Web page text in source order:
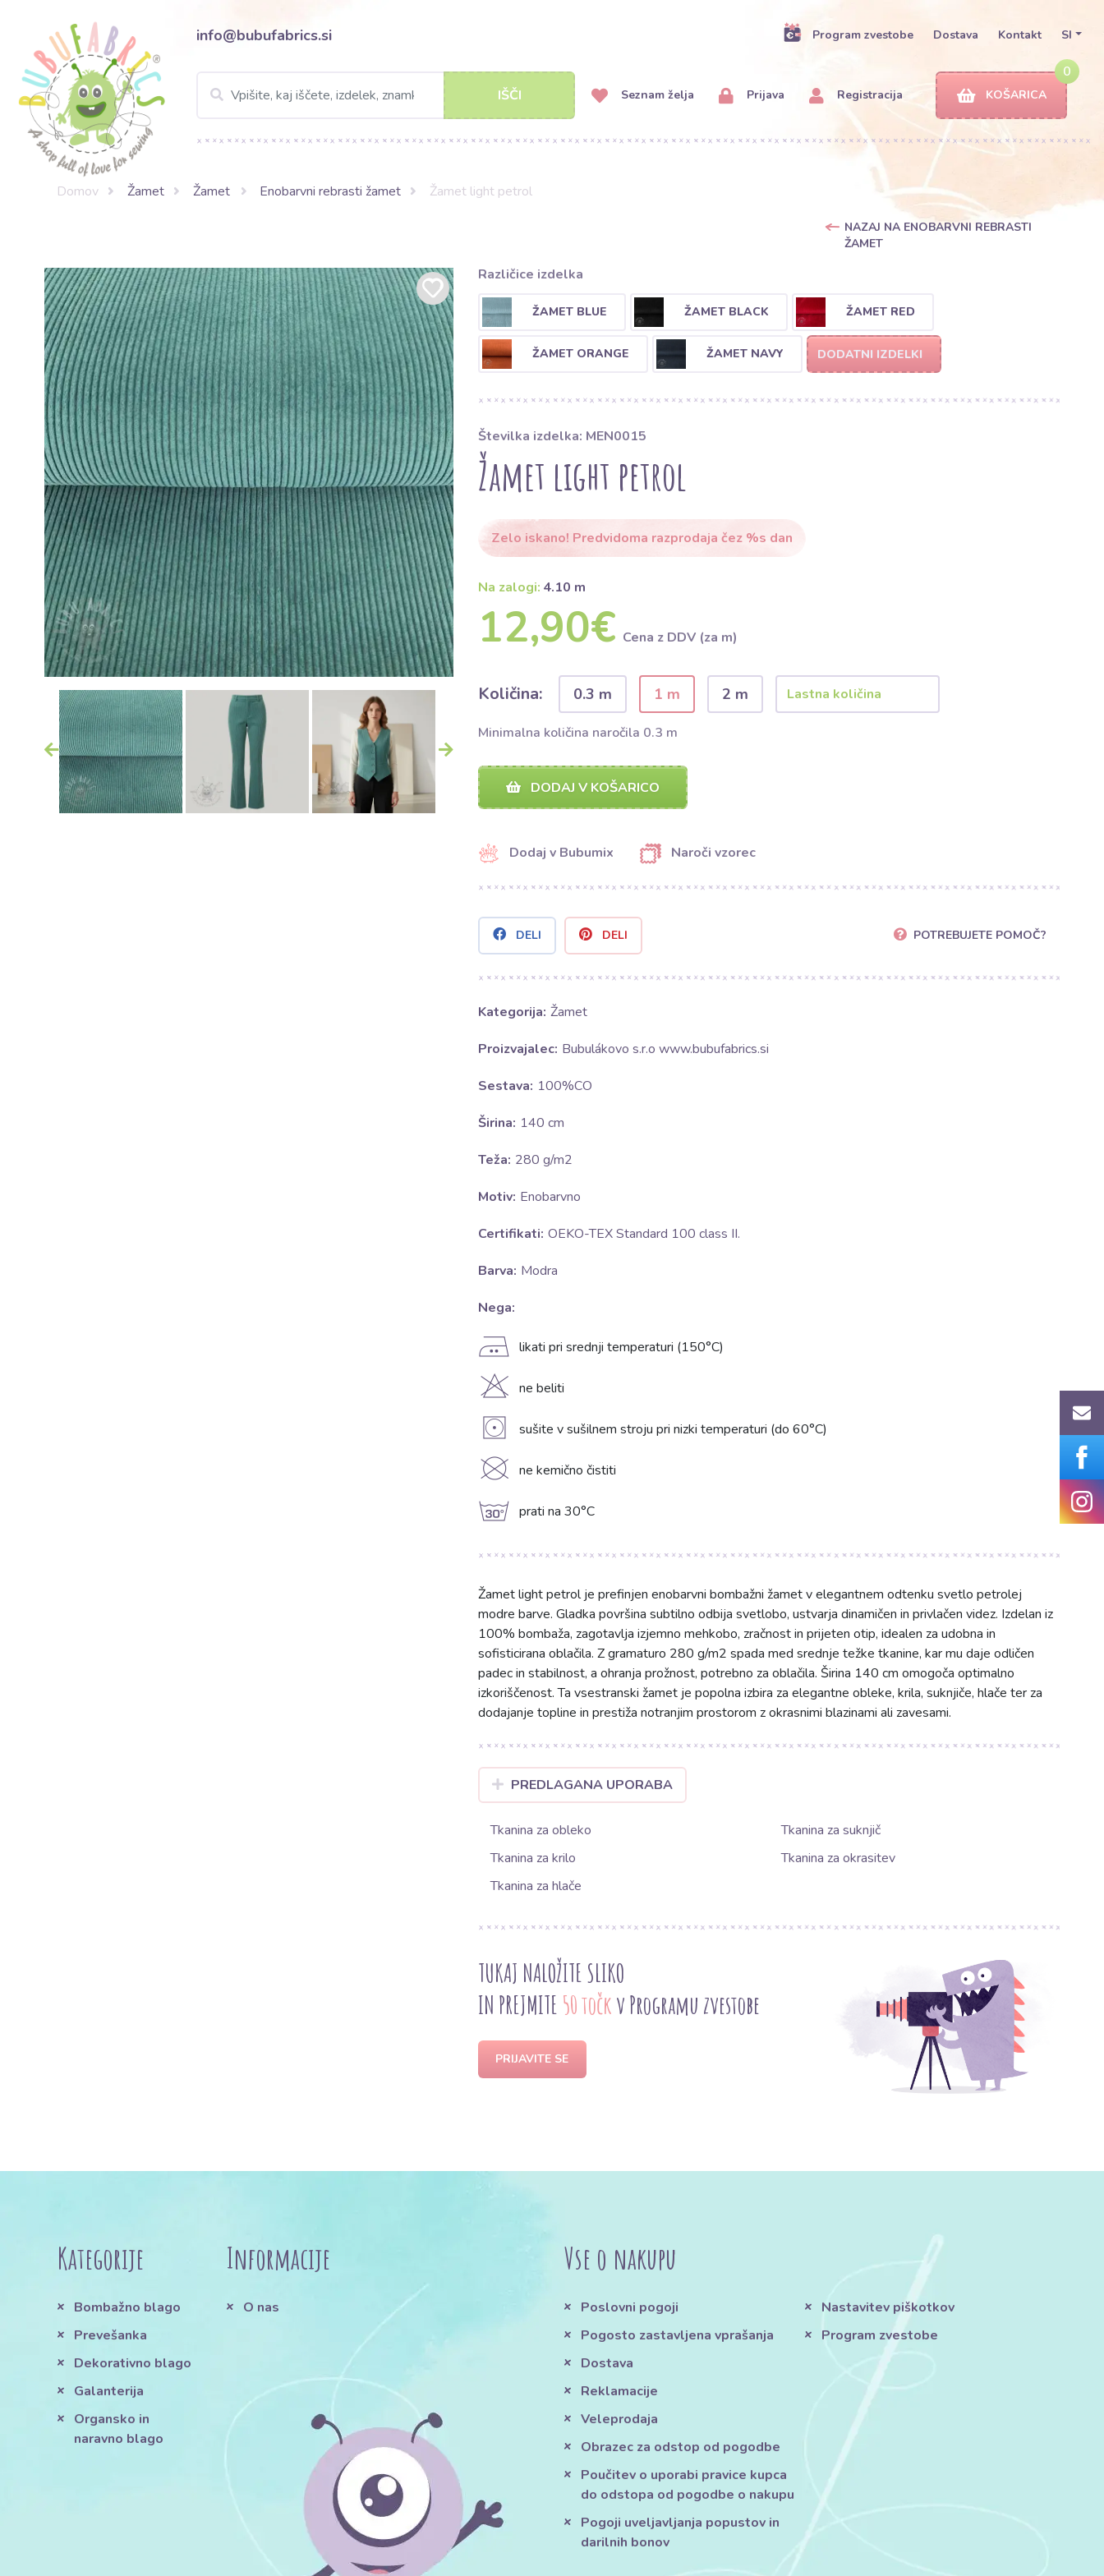
info@bubufabrics.si Program zvestobe Dostava Kontakt SI
IŠČI Seznam želja Prijava Registracija
0
KOŠARICA
Domov Žamet Žamet Enobarvni rebrasti žamet Žamet light petrol
NAZAJ NA ENOBARVNI REBRASTI
ŽAMET
Različice izdelka
ŽAMET BLUE ŽAMET BLACK ŽAMET RED
ŽAMET ORANGE ŽAMET NAVY DODATNI IZDELKI
Številka izdelka: MEN0015
Žamet light petrol
Zelo iskano! Predvidoma razprodaja čez %s dan
Na zalogi: 4.10 m
12,90€ Cena z DDV (za m)
Količina: 0.3 m 1 m 2 m
Minimalna količina naročila 0.3 m
DODAJ V KOŠARICO
Dodaj v Bubumix Naroči vzorec
DELI DELI POTREBUJETE POMOČ?
Kategorija: Žamet
Proizvajalec: Bubulákovo s.r.o www.bubufabrics.si
Sestava: 100%CO
Širina: 140 cm
Teža: 280 g/m2
Motiv: Enobarvno
Certifikati: OEKO-TEX Standard 100 class II.
Barva: Modra
Nega:
E likati pri srednji temperaturi (150°C)
H ne beliti
V sušite v sušilnem stroju pri nizki temperaturi (do 60°C)
K ne kemično čistiti
g prati na 30°C
Žamet light petrol je prefinjen enobarvni bombažni žamet v elegantnem odtenku svetlo petrolej
modre barve. Gladka površina subtilno odbija svetlobo, ustvarja dinamičen in privlačen videz. Izdelan iz
100% bombaža, zagotavlja izjemno mehkobo, zračnost in prijeten otip, idealen za udobna in
sofisticirana oblačila. Z gramaturo 280 g/m2 spada med srednje težke tkanine, kar mu daje odličen
padec in stabilnost, a ohranja prožnost, potrebno za oblačila. Širina 140 cm omogoča optimalno
izkoriščenost. Ta vsestranski žamet je popolna izbira za elegantne obleke, krila, suknjiče, hlače ter za
dodajanje topline in prestiža notranjim prostorom z okrasnimi blazinami ali zavesami.
PREDLAGANA UPORABA
Tkanina za obleko
Tkanina za suknjič
Tkanina za krilo
Tkanina za okrasitev
Tkanina za hlače
TUKAJ NALOŽITE SLIKO
IN PREJMITE 50 točkv Programu zvestobe
PRIJAVITE SE
Kategorije
Bombažno blago
Prevešanka
Dekorativno blago
Galanterija
Organsko in
naravno blago
Informacije
O nas
Vse o nakupu
Poslovni pogoji
Pogosto zastavljena vprašanja
Dostava
Reklamacije
Veleprodaja
Obrazec za odstop od pogodbe
Poučitev o uporabi pravice kupca
do odstopa od pogodbe o nakupu
Pogoji uveljavljanja popustov in
darilnih bonov
Nastavitev piškotkov
Program zvestobe